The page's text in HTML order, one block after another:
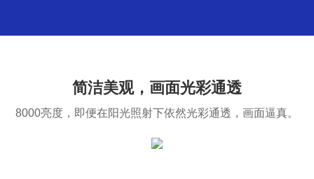
简洁美观，画面光彩通透
8000亮度，即便在阳光照射下依然光彩通透，画面逼真。